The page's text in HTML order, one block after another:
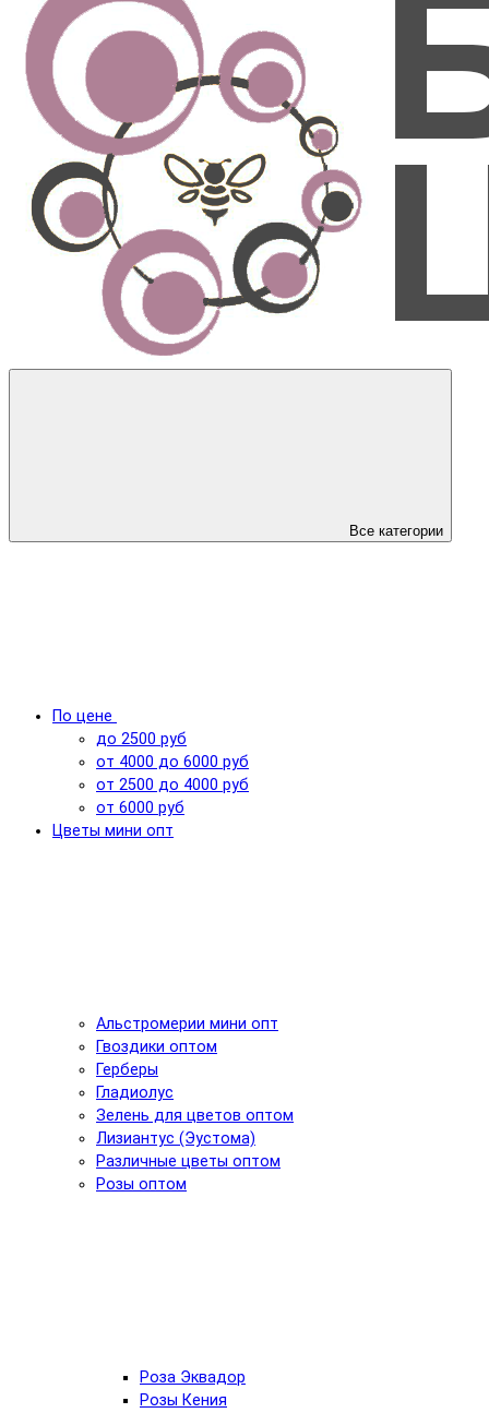
Все категории
По цене
до 2500 руб
от 4000 до 6000 руб
от 2500 до 4000 руб
от 6000 руб
Цветы мини опт
Альстромерии мини опт
Гвоздики оптом
Герберы
Гладиолус
Зелень для цветов оптом
Лизиантус (Эустома)
Различные цветы оптом
Розы оптом
Роза Эквадор
Розы Кения